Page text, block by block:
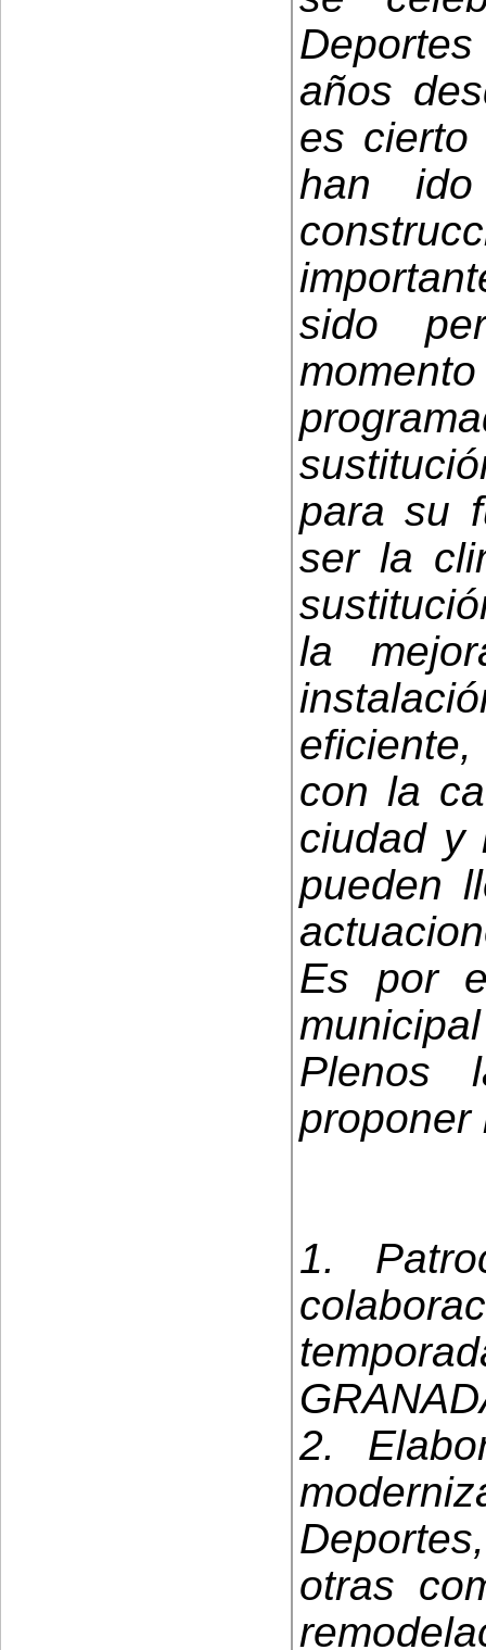
años
es cierto
han ido
sido
para su
ser la
la
con la
ciudad y
pueden
Es por
Plenos
proponer
1.
2.
otras